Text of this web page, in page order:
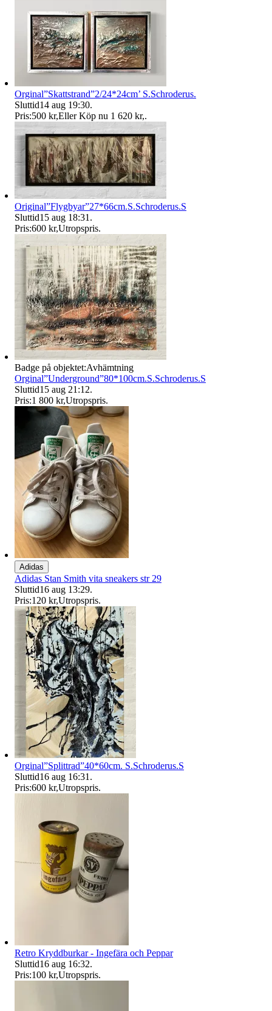
Orginal”Skattstrand”2/24*24cm’ S.Schroderus.
Sluttid14 aug 19:30.
Pris:500 kr,Eller Köp nu 1 620 kr,.
Original”Flygbyar”27*66cm.S.Schroderus.S
Sluttid15 aug 18:31 .
Pris:600 kr,Utropspris.
Badge på objektet:Avhämtning
Orginal”Underground”80*100cm.S.Schroderus.S
Sluttid15 aug 21:12.
Pris:1 800 kr,Utropspris.
Adidas
Adidas Stan Smith vita sneakers str 29
Sluttid16 aug 13:29.
Pris:120 kr,Utropspris.
Orginal”Splittrad”40*60cm. S.Schroderus.S
Sluttid16 aug 16:31 .
Pris:600 kr,Utropspris.
Retro Kryddburkar - Ingefära och Peppar
Sluttid16 aug 16:32.
Pris:100 kr,Utropspris.